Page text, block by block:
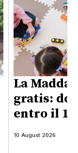
La
gratis:
entro il 1
10 August 2026